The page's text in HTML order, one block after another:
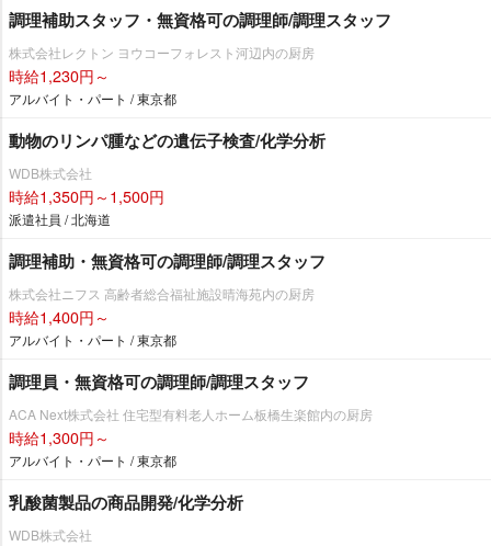
調理補助スタッフ・無資格可の調理師/調理スタッフ
株式会社レクトン ヨウコーフォレスト河辺内の厨房
時給1,230円～
アルバイト・パート / 東京都
動物のリンパ腫などの遺伝子検査/化学分析
WDB株式会社
時給1,350円～1,500円
派遣社員 / 北海道
調理補助・無資格可の調理師/調理スタッフ
株式会社ニフス 高齢者総合福祉施設晴海苑内の厨房
時給1,400円～
アルバイト・パート / 東京都
調理員・無資格可の調理師/調理スタッフ
ACA Next株式会社 住宅型有料老人ホーム板橋生楽館内の厨房
時給1,300円～
アルバイト・パート / 東京都
乳酸菌製品の商品開発/化学分析
WDB株式会社